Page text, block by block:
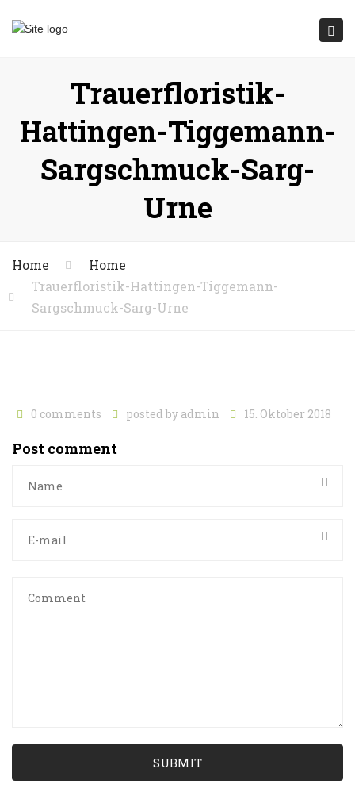
Submit
Trauerfloristik-
Hattingen-Tiggemann-
Sargschmuck-Sarg-
Urne
Home
Home
Trauerfloristik-Hattingen-Tiggemann-
Sargschmuck-Sarg-Urne
0 comments posted by admin 15. Oktober 2018
Post comment
SUBMIT